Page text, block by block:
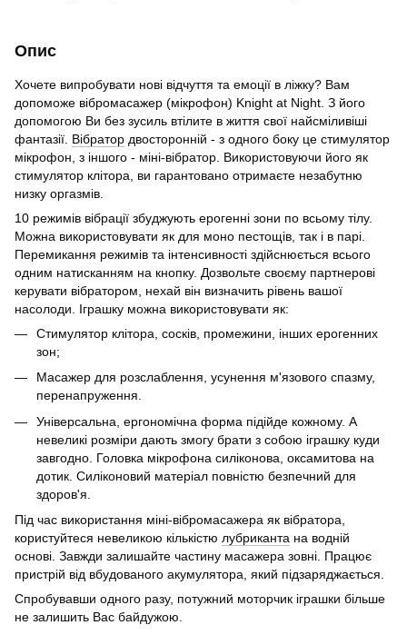
Опис
Хочете випробувати нові відчуття та емоції в ліжку? Вам
допоможе вібромасажер (мікрофон) Knight at Night. З його
допомогою Ви без зусиль втілите в життя свої найсміливіші
фантазії. Вібратор двосторонній - з одного боку це стимулятор
мікрофон, з іншого - міні-вібратор. Використовуючи його як
стимулятор клітора, ви гарантовано отримаєте незабутню
низку оргазмів.
10 режимів вібрації збуджують ерогенні зони по всьому тілу.
Можна використовувати як для моно пестощів, так і в парі.
Перемикання режимів та інтенсивності здійснюється всього
одним натисканням на кнопку. Дозвольте своєму партнерові
керувати вібратором, нехай він визначить рівень вашої
насолоди. Іграшку можна використовувати як:
Стимулятор клітора, сосків, промежини, інших ерогенних
зон;
Масажер для розслаблення, усунення м'язового спазму,
перенапруження.
Універсальна, ергономічна форма підійде кожному. А
невеликі розміри дають змогу брати з собою іграшку куди
завгодно. Головка мікрофона силіконова, оксамитова на
дотик. Силіконовий матеріал повністю безпечний для
здоров'я.
Під час використання міні-вібромасажера як вібратора,
користуйтеся невеликою кількістю лубриканта на водній
основі. Завжди залишайте частину масажера зовні. Працює
пристрій від вбудованого акумулятора, який підзаряджається.
Спробувавши одного разу, потужний моторчик іграшки більше
не залишить Вас байдужою.